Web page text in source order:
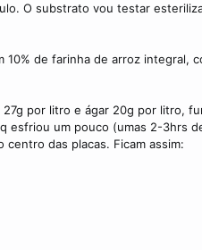
O substrato vou testar
10% de farinha de arroz integral,
por litro e ágar 20g por litro,
esfriou um pouco (umas 2-3hrs
das placas. Ficam assim: